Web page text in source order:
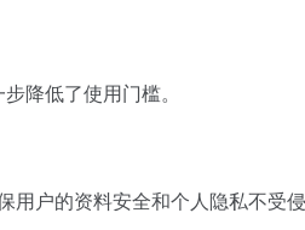
降低了使用门槛。
户的资料安全和个人隐私不受侵